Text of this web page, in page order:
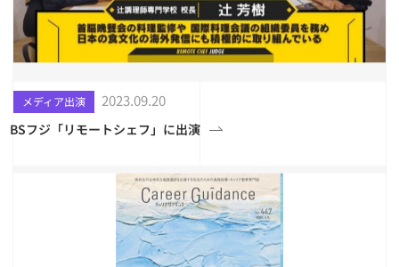
メディア出演 2023.09.20
BSフジ「リモートシェフ」に出演